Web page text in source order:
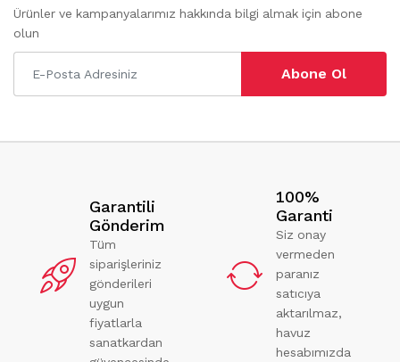
Ürünler ve kampanyalarımız hakkında bilgi almak için abone
olun
Abone Ol
Garantili
Gönderim
Tüm
siparişleriniz
gönderileri
uygun
fiyatlarla
sanatkardan
100%
Garanti
Siz onay
vermeden
paranız
satıcıya
aktarılmaz,
havuz
hesabımızda